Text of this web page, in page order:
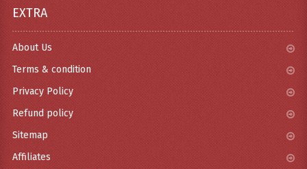
EXTRA
About Us
Terms & condition
Privacy Policy
Refund policy
Sitemap
Affiliates